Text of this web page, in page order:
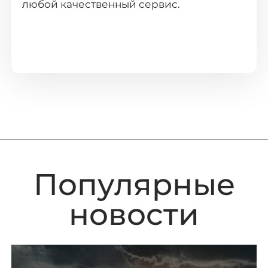
любой качественный сервис.
Популярные
новости